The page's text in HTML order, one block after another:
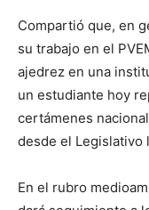
Compartió que, en
su trabajo en el
ajedrez en una
un estudiante hoy
certámenes
desde el Legislativo
En el rubro